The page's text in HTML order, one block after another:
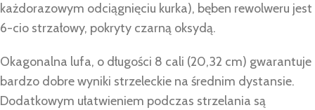
każdorazowym odciągnięciu kurka), bęben rewolweru jest
6-cio strzałowy, pokryty czarną oksydą.
Okagonalna lufa, o długości 8 cali (20,32 cm) gwarantuje
bardzo dobre wyniki strzeleckie na średnim dystansie.
Dodatkowym ułatwieniem podczas strzelania są